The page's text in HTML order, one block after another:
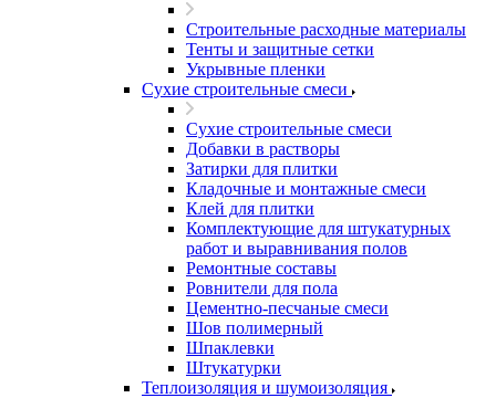
Строительные расходные материалы
Тенты и защитные сетки
Укрывные пленки
Сухие строительные смеси
Сухие строительные смеси
Добавки в растворы
Затирки для плитки
Кладочные и монтажные смеси
Клей для плитки
Комплектующие для штукатурных
работ и выравнивания полов
Ремонтные составы
Ровнители для пола
Цементно-песчаные смеси
Шов полимерный
Шпаклевки
Штукатурки
Теплоизоляция и шумоизоляция